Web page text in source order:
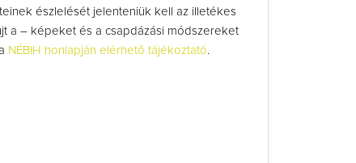
észlelését jelenteniük kell az illetékes
a – képeket és a csapdázási módszereket
NÉBIH honlapján elérhető tájékoztató.